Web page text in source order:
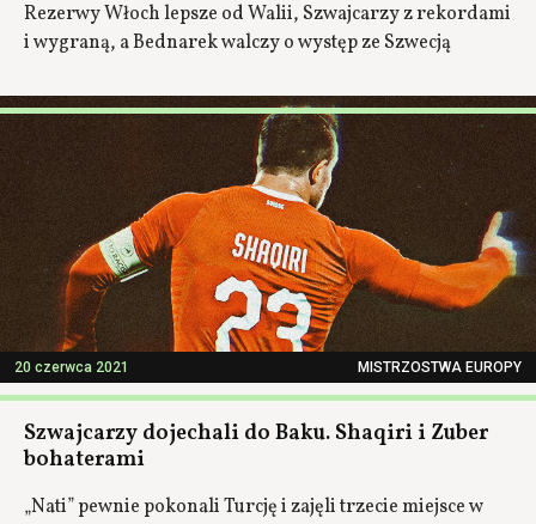
Rezerwy Włoch lepsze od Walii, Szwajcarzy z rekordami
i wygraną, a Bednarek walczy o występ ze Szwecją
20 czerwca 2021 MISTRZOSTWA EUROPY
Szwajcarzy dojechali do Baku. Shaqiri i Zuber
bohaterami
„Nati” pewnie pokonali Turcję i zajęli trzecie miejsce w